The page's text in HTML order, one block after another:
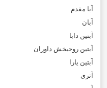
آبا مقدم
آبان
آبتین دابا
آبتین روحبخش داوران
آبتین یارا
آتری